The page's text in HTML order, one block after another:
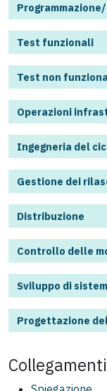
Test funzionali
Test non
Operazioni
Ingegneria del
Gestione dei
Distribuzione
Controllo delle
Sviluppo di
Progettazione